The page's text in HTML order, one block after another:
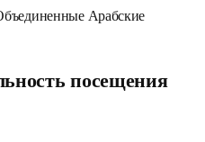
Арабские
посещения